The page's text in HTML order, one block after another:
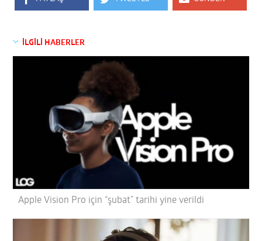
İLGİLİ HABERLER
Apple Vision Pro için “şubat” tarihi yine verildi